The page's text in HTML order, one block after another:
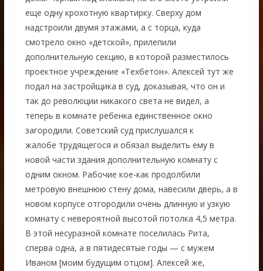
еще одну крохотную квартирку. Сверху дом
надстроили двумя этажами, а с торца, куда
смотрело окно «детской», прилепили
дополнительную секцию, в которой разместилось
проектное учреждение «Техбетон». Алексей тут же
подал на застройщика в суд, доказывая, что он и
так до революции никакого света не видел, а
теперь в комнате ребенка единственное окно
загородили. Советский суд прислушался к
жалобе трудящегося и обязал выделить ему в
новой части здания дополнительную комнату с
одним окном. Рабочие кое-как продолбили
метровую внешнюю стену дома, навесили дверь, а в
новом корпусе отгородили очень длинную и узкую
комнату с невероятной высотой потолка 4,5 метра.
В этой несуразной комнате поселилась Рита,
сперва одна, а в пятидесятые годы — с мужем
Иваном [моим будущим отцом]. Алексей же,